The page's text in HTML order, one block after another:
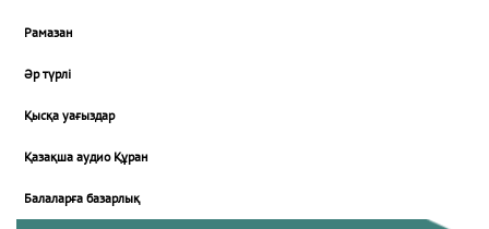
Рамазан
Әр түрлі
Қысқа уағыздар
Қазақша аудио Құран
Балаларға базарлық